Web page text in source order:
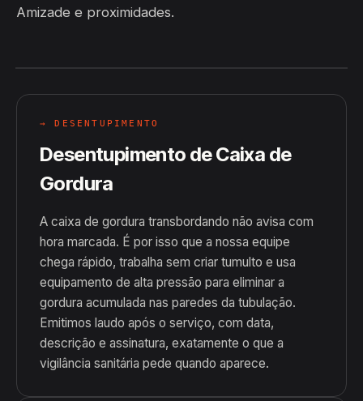
Amizade e proximidades.
→ DESENTUPIMENTO
Desentupimento de Caixa de
Gordura
A caixa de gordura transbordando não avisa com
hora marcada. É por isso que a nossa equipe
chega rápido, trabalha sem criar tumulto e usa
equipamento de alta pressão para eliminar a
gordura acumulada nas paredes da tubulação.
Emitimos laudo após o serviço, com data,
descrição e assinatura, exatamente o que a
vigilância sanitária pede quando aparece.